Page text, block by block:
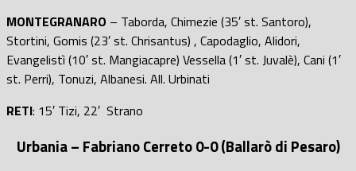
MONTEGRANARO – Taborda, Chimezie (35′ st. Santoro),
Stortini, Gomis (23′ st. Chrisantus) , Capodaglio, Alidori,
Evangelistì (10′ st. Mangiacapre) Vessella (1′ st. Juvalè), Cani (1′
st. Perri), Tonuzi, Albanesi. All. Urbinati
RETI: 15′ Tizi, 22′ Strano
Urbania – Fabriano Cerreto 0-0 (Ballarò di Pesaro)